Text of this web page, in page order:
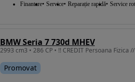
Finantare Service Reparație rapidă Service
BMW Seria 7 730d MHEV
Promovat